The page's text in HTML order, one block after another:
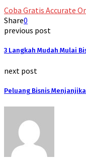
Coba Gratis Accurate
Share0
previous post
3 Langkah Mudah Mulai
next post
Peluang Bisnis